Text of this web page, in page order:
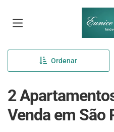
Ordenar
2
Venda em São